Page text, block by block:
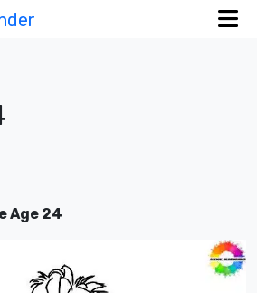
Age 24